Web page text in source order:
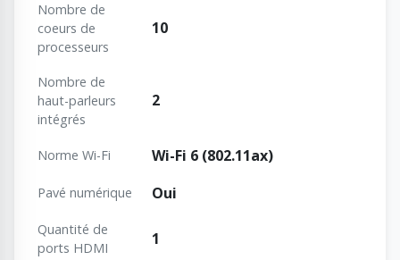
Nombre de
coeurs de
processeurs
10
Nombre de
haut-parleurs
intégrés
2
Norme Wi-Fi Wi-Fi 6 (802.11ax)
Pavé numérique Oui
Quantité de
ports HDMI
1